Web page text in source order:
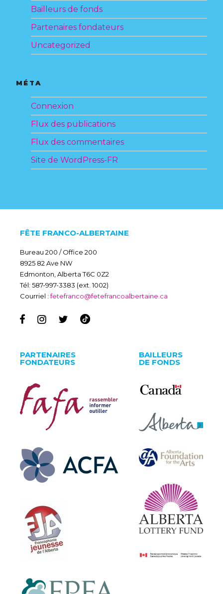
Bailleurs de fonds
Partenaires fondateurs
Uncategorized
MÉTA
Connexion
Flux des publications
Flux des commentaires
Site de WordPress-FR
FÊTE FRANCO-ALBERTAINE
Bureau 200 / Office 200
8925 82 Ave NW
Edmonton, Alberta T6C 0Z2
Tél: 587-997-3383 (ext. 1002)
Courriel :fetefranco@fetefrancoalbertaine.ca
PARTENAIRES
FONDATEURS
BAILLEURS
DE FONDS